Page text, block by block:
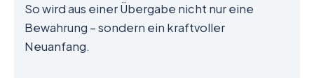
So wird aus einer Übergabe nicht nur eine
Bewahrung – sondern ein kraftvoller
Neuanfang.